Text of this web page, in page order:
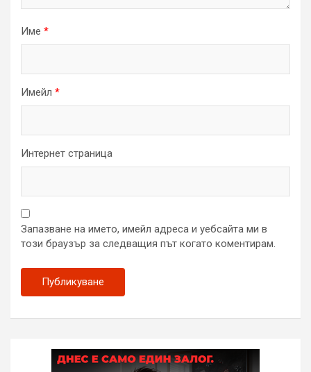
Име *
Имейл *
Интернет страница
Запазване на името, имейл адреса и уебсайта ми в
този браузър за следващия път когато коментирам.